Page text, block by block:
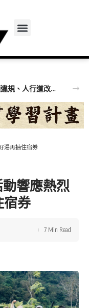
嘉市重拳整頓交通 嚴抓違停、酒駕15項違規、人行道改善同步推
湯再抽住宿券
響應熱烈
宿券
7 Min Read